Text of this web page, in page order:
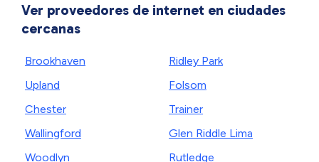
Ver proveedores de internet en ciudades
cercanas
Brookhaven
Upland
Chester
Wallingford
Woodlyn
Ridley Park
Folsom
Trainer
Glen Riddle Lima
Rutledge